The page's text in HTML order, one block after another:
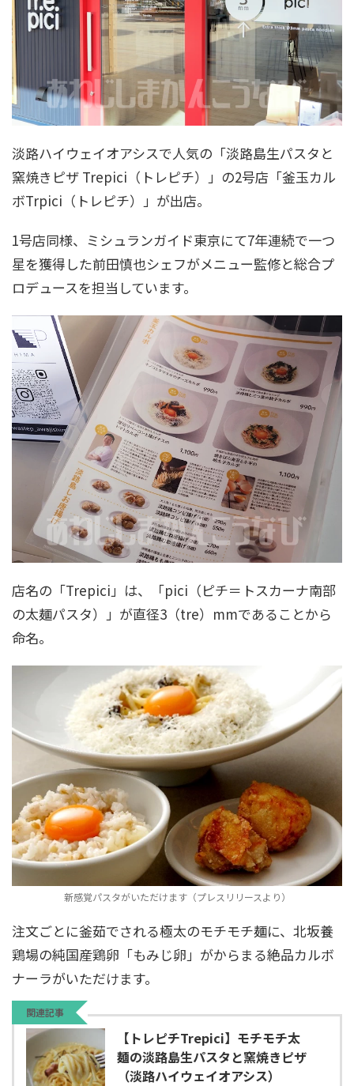
淡路ハイウェイオアシスで人気の「淡路島生パスタと
窯焼きピザ Trepici（トレピチ）」の2号店「釜玉カル
ボTrpici（トレピチ）」が出店。
1号店同様、ミシュランガイド東京にて7年連続で一つ
星を獲得した前田慎也シェフがメニュー監修と総合プ
ロデュースを担当しています。
店名の「Trepici」は、「pici（ピチ＝トスカーナ南部
の太麺パスタ）」が直径3（tre）mmであることから
命名。
新感覚パスタがいただけます（プレスリリースより）
注文ごとに釜茹でされる極太のモチモチ麺に、北坂養
鶏場の純国産鶏卵「もみじ卵」がからまる絶品カルボ
ナーラがいただけます。
関連記事
【トレピチTrepici】モチモチ太
麺の淡路島生パスタと窯焼きピザ
（淡路ハイウェイオアシス）